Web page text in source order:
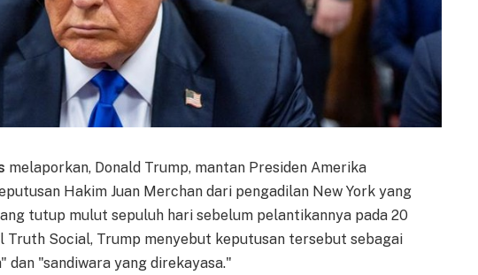
melaporkan, Donald Trump, mantan Presiden Amerika
Hakim Juan Merchan dari pengadilan New York yang
tutup mulut sepuluh hari sebelum pelantikannya pada 20
Truth Social, Trump menyebut keputusan tersebut sebagai
"sandiwara yang direkayasa."